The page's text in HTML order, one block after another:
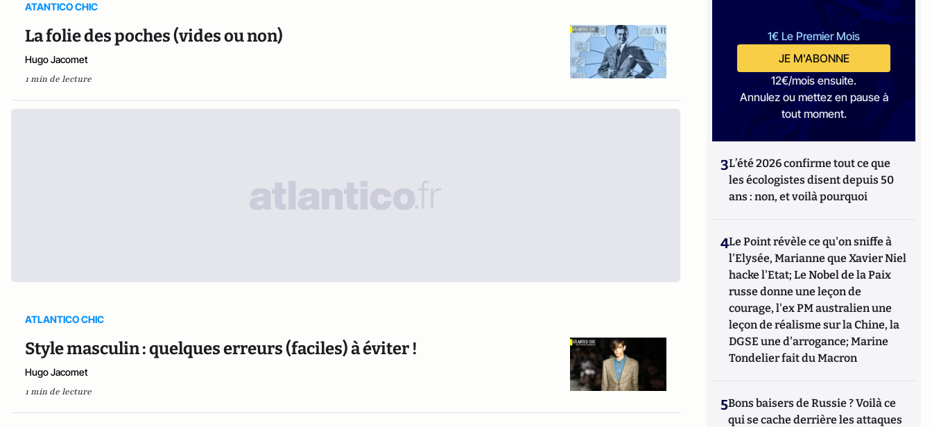
ATANTICO CHIC
La folie des poches (vides ou non)
Hugo Jacomet
1 min de lecture
ATLANTICO CHIC
Style masculin : quelques erreurs (faciles) à éviter !
Hugo Jacomet
1 min de lecture
1€ Le Premier Mois
JE M'ABONNE
12€/mois ensuite.
Annulez ou mettez en pause à
tout moment.
3L’été 2026 confirme tout ce que
les écologistes disent depuis 50
ans : non, et voilà pourquoi
4Le Point révèle ce qu'on sniffe à
l'Elysée, Marianne que Xavier Niel
hacke l'Etat; Le Nobel de la Paix
russe donne une leçon de
courage, l'ex PM australien une
leçon de réalisme sur la Chine, la
DGSE une d'arrogance; Marine
Tondelier fait du Macron
5Bons baisers de Russie ? Voilà ce
qui se cache derrière les attaques